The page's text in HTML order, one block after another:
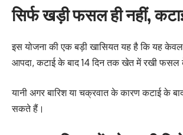
सिर्फ खड़ी फसल ही नहीं,
इस योजना की एक बड़ी खासियत यह है कि यह
आपदा, कटाई के बाद 14 दिन तक खेत में रखी
यानी अगर बारिश या चक्रवात के कारण कटाई के
सकते हैं।